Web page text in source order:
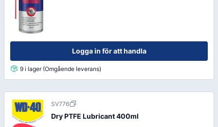
Logga in för att handla
9 i lager (Omgående leverans)
SV776
Dry PTFE Lubricant 400ml